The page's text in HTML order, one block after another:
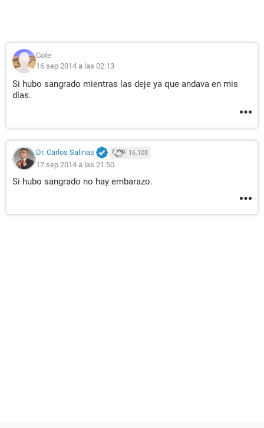
Cote
16 sep 2014 a las 02:13
Si hubo sangrado mientras las deje ya que andava en mis
días.
Dr. Carlos Salinas 16.108
17 sep 2014 a las 21:50
Si hubo sangrado no hay embarazo.